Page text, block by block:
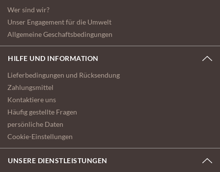
Wer sind wir?
Unser Engagement für die Umwelt
Allgemeine Geschaftsbedingungen
HILFE UND INFORMATION
Lieferbedingungen und Rücksendung
Zahlungsmittel
Kontaktiere uns
Häufig gestellte Fragen
persönliche Daten
Cookie-Einstellungen
UNSERE DIENSTLEISTUNGEN